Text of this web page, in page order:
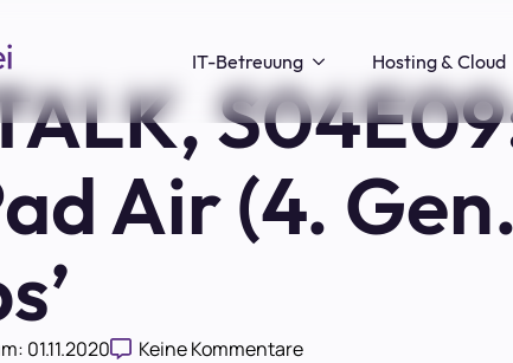
IT-Betreuung Hosting & Cloud
Air (4.
01.11.2020 Keine Kommentare